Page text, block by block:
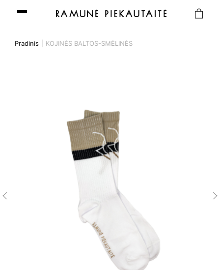
Pradinis KOJINĖS BALTOS-SMĖLINĖS